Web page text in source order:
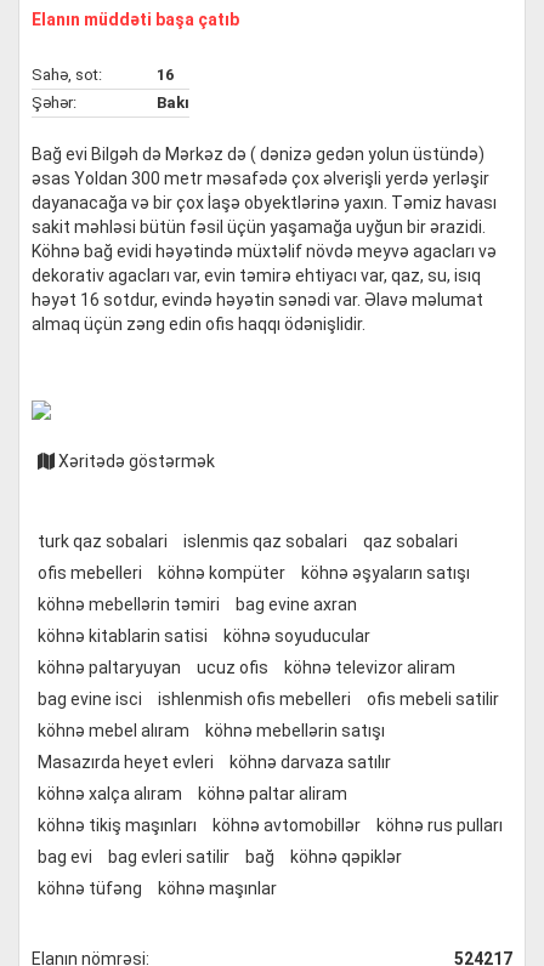
Elanın müddəti başa çatıb
Sahə, sot:
16
Şəhər:
Bakı
Bağ evi Bilgəh də Mərkəz də ( dənizə gedən yolun üstündə)
əsas Yoldan 300 metr məsafədə çox əlverişli yerdə yerləşir
dayanacağa və bir çox İaşə obyektlərinə yaxın. Təmiz havası
sakit məhləsi bütün fəsil üçün yaşamağa uyğun bir ərazidi.
Köhnə bağ evidi həyətində müxtəlif növdə meyvə agacları və
dekorativ agacları var, evin təmirə ehtiyacı var, qaz, su, isıq
həyət 16 sotdur, evində həyətin sənədi var. Əlavə məlumat
almaq üçün zəng edin ofis haqqı ödənişlidir.
Xəritədə göstərmək
turk qaz sobalari islenmis qaz sobalari
qaz sobalari
ofis mebelleri
köhnə kompüter
köhnə əşyaların satışı
köhnə mebellərin təmiri
bag evine axran
köhnə kitablarin satisi
köhnə soyuducular
köhnə paltaryuyan
ucuz ofis
köhnə televizor aliram
bag evine isci
ishlenmish ofis mebelleri
ofis mebeli satilir
köhnə mebel alıram
köhnə mebellərin satışı
Masazırda heyet evleri
köhnə darvaza satılır
köhnə xalça alıram
köhnə paltar aliram
köhnə tikiş maşınları
köhnə avtomobillər
köhnə rus pulları
bag evi
bag evleri satilir bağ
köhnə qəpiklər
köhnə tüfəng
köhnə maşınlar
Elanın nömrəsi:
524217